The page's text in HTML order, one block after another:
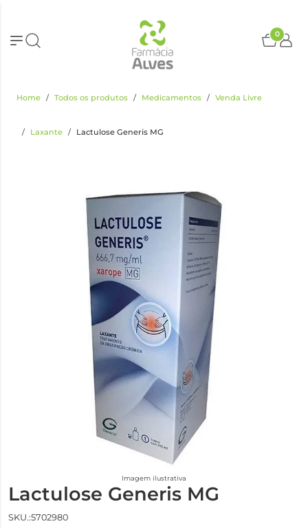
0
Home Todos os produtos Medicamentos Venda Livre
Laxante Lactulose Generis MG
Imagem ilustrativa
Lactulose Generis MG
SKU.:5702980